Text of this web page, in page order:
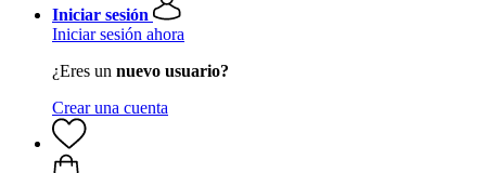
Iniciar sesión
Iniciar sesión ahora
¿Eres un nuevo usuario?
Crear una cuenta